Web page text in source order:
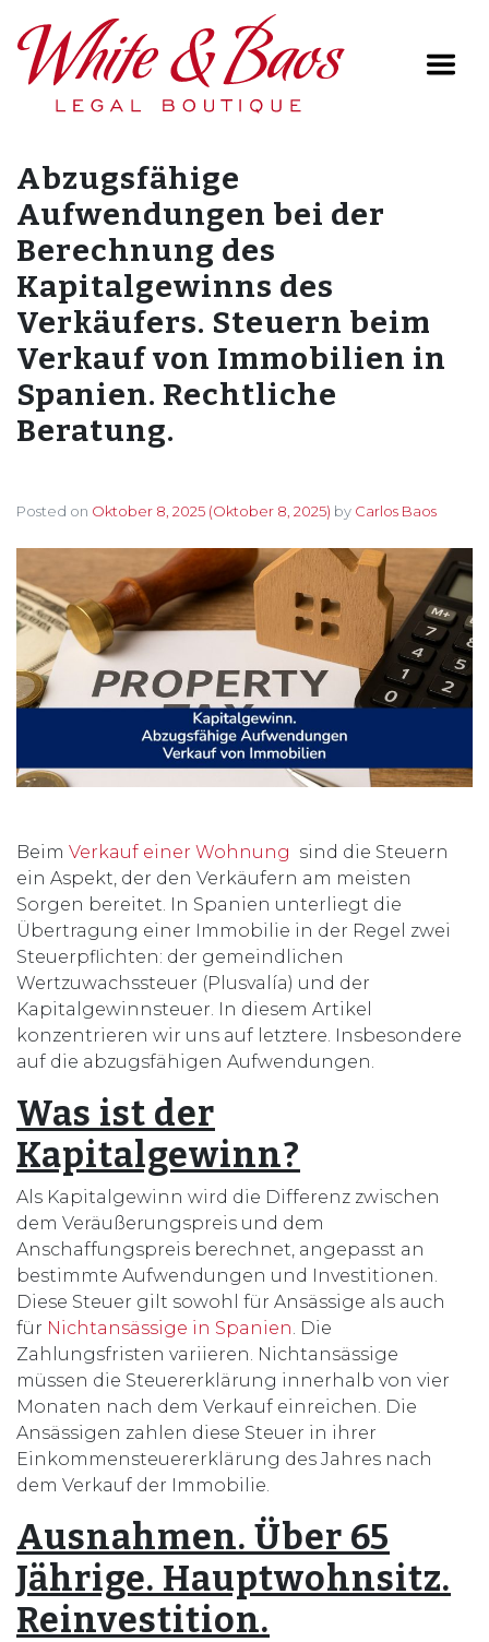
Main Navigation
Abzugsfähige
Aufwendungen bei der
Berechnung des
Kapitalgewinns des
Verkäufers. Steuern beim
Verkauf von Immobilien in
Spanien. Rechtliche
Beratung.
Posted on Oktober 8, 2025 (Oktober 8, 2025) by Carlos Baos
Beim Verkauf einer Wohnung sind die Steuern
ein Aspekt, der den Verkäufern am meisten
Sorgen bereitet. In Spanien unterliegt die
Übertragung einer Immobilie in der Regel zwei
Steuerpflichten: der gemeindlichen
Wertzuwachssteuer (Plusvalía) und der
Kapitalgewinnsteuer. In diesem Artikel
konzentrieren wir uns auf letztere. Insbesondere
auf die abzugsfähigen Aufwendungen.
Was ist der
Kapitalgewinn?
Als Kapitalgewinn wird die Differenz zwischen
dem Veräußerungspreis und dem
Anschaffungspreis berechnet, angepasst an
bestimmte Aufwendungen und Investitionen.
Diese Steuer gilt sowohl für Ansässige als auch
für Nichtansässige in Spanien . Die
Zahlungsfristen variieren. Nichtansässige
müssen die Steuererklärung innerhalb von vier
Monaten nach dem Verkauf einreichen. Die
Ansässigen zahlen diese Steuer in ihrer
Einkommensteuererklärung des Jahres nach
dem Verkauf der Immobilie.
Ausnahmen. Über 65
Jährige. Hauptwohnsitz.
Reinvestition.